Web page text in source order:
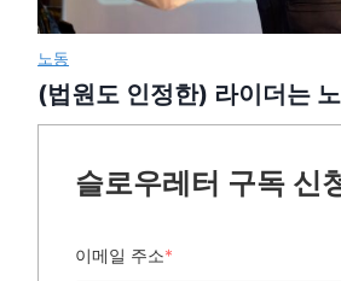
노동
(법원도 인정한) 라이더는
슬로우레터 구독 신
이메일 주소*